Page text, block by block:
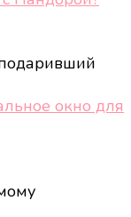
окно для